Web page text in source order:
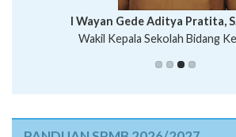
Putu Suhartana, S.Pd.
I Wayan Bawa Parmita,
I Wayan Gede Aditya Pratita,
Wakil Kepala Sekolah Bidang
Ni Wayan Nopi Sutantri,